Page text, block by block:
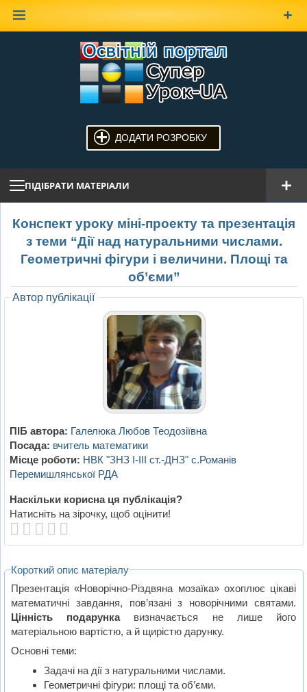
ДОДАТИ РОЗРОБКУ
ПІДІБРАТИ МАТЕРІАЛИ
Конспект уроку міні-проекту та презентація
з теми “Дії над натуральними числами.
Геометричні фігури і величини. Площі та
об’єми”
Автор публікації
ПІБ автора: Галелюка Любов Теодозіївна
Посада: вчитель математики
Місце роботи: НВК "ЗНЗ І-ІІІ ст.-ДНЗ" с.Романів
Перемишлянської РДА
Наскільки корисна ця публікація?
Натисніть на зірочку, щоб оцінити!
Короткий опис матеріалу
Презентація «Новорічно-Різдвяна мозаїка» охоплює цікаві
математичні завдання, пов’язані з новорічними святами.
Цінність подарункавизначається не лише його
матеріальною вартістю, а й щирістю дарунку.
Основні теми:
Задачі на дії з натуральними числами.
Геометричні фігури: площі та об’єми.